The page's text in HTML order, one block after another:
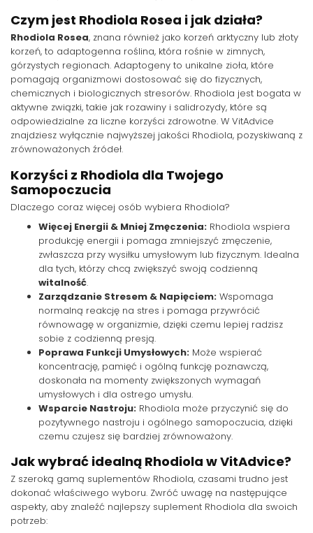
Czym jest Rhodiola Rosea i jak działa?
Rhodiola Rosea, znana również jako korzeń arktyczny lub złoty
korzeń, to adaptogenna roślina, która rośnie w zimnych,
górzystych regionach. Adaptogeny to unikalne zioła, które
pomagają organizmowi dostosować się do fizycznych,
chemicznych i biologicznych stresorów. Rhodiola jest bogata w
aktywne związki, takie jak rozawiny i salidrozydy, które są
odpowiedzialne za liczne korzyści zdrowotne. W VitAdvice
znajdziesz wyłącznie najwyższej jakości Rhodiola, pozyskiwaną z
zrównoważonych źródeł.
Korzyści z Rhodiola dla Twojego
Samopoczucia
Dlaczego coraz więcej osób wybiera Rhodiola?
Więcej Energii & Mniej Zmęczenia: Rhodiola wspiera
produkcję energii i pomaga zmniejszyć zmęczenie,
zwłaszcza przy wysiłku umysłowym lub fizycznym. Idealna
dla tych, którzy chcą zwiększyć swoją codzienną
witalność.
Zarządzanie Stresem & Napięciem: Wspomaga
normalną reakcję na stres i pomaga przywrócić
równowagę w organizmie, dzięki czemu lepiej radzisz
sobie z codzienną presją.
Poprawa Funkcji Umysłowych: Może wspierać
koncentrację, pamięć i ogólną funkcję poznawczą,
doskonała na momenty zwiększonych wymagań
umysłowych i dla ostrego umysłu.
Wsparcie Nastroju: Rhodiola może przyczynić się do
pozytywnego nastroju i ogólnego samopoczucia, dzięki
czemu czujesz się bardziej zrównoważony.
Jak wybrać idealną Rhodiola w VitAdvice?
Z szeroką gamą suplementów Rhodiola, czasami trudno jest
dokonać właściwego wyboru. Zwróć uwagę na następujące
aspekty, aby znaleźć najlepszy suplement Rhodiola dla swoich
potrzeb: